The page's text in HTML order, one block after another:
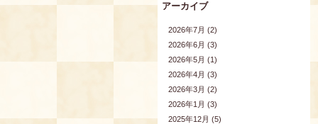
アーカイブ
2026年7月 (2)
2026年6月 (3)
2026年5月 (1)
2026年4月 (3)
2026年3月 (2)
2026年1月 (3)
2025年12月 (5)